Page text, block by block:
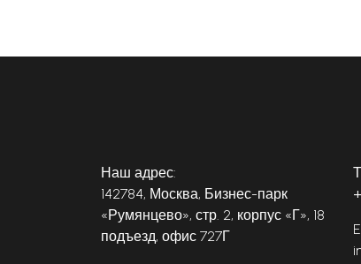
Наш адрес:
142784, Москва, Бизнес-парк
«Румянцево», стр. 2, корпус «Г», 18
подъезд, офис 727Г